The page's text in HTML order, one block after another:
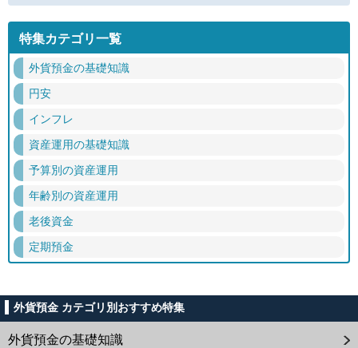
特集カテゴリ一覧
外貨預金の基礎知識
円安
インフレ
資産運用の基礎知識
予算別の資産運用
年齢別の資産運用
老後資金
定期預金
外貨預金 カテゴリ別おすすめ特集
外貨預金の基礎知識